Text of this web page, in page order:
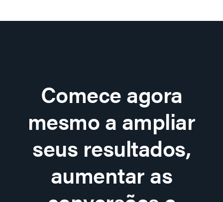
Comece agora
mesmo a ampliar
seus resultados,
aumentar as